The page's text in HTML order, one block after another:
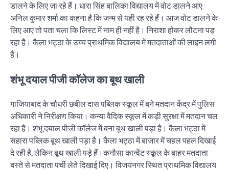
डालने के लिए जा रहे हैं। धारा सिंह बालिका विद्यालय में वोट डालने आए
अनिल कुमार शर्मा का कहना है कि जन्म से यही रह रहे हैं। आज वोट डालने के
लिए आए तो पता चला कि लिस्ट में नाम ही नहीं है। निराशा होकर लौटना पड़
रहा है। कैला भट्ठा के उच्च प्राथमिक विद्यालय में मतदाताओं की लाइन लगी
है।
शंभू दयाल पीजी कॉलेज का बूथ खाली
गाजियाबाद के चौधरी छबील दास पब्लिक स्कूल में बने मतदान केंद्र में पुलिस
अधिकारी ने निरीक्षण किया। कन्या वैदिक स्कूल में कड़ी सुरक्षा में मतदान चल
रहा है। शंभू दयाल पीजी कॉलेज में बना बूथ खाली पड़ा है। कैला भट्ठा में
सहारा पब्लिक बूथ खाली पड़ा है। कैला भट्ठा में बाजार में चहल पहल दिखाई
दे रही है, लेकिन बूथ खाली पड़े हैं।कनौसा कान्वेंट स्कूल के बाहर मतदाता
बस्ते से मतदाता पर्ची लेते दिखाई दिए। विजयनगर स्थित प्राथमिक विद्यालय